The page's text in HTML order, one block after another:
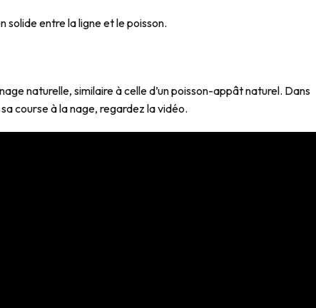
solide entre la ligne et le poisson.
naturelle, similaire à celle d’un poisson-appât naturel. Dans
course à la nage, regardez la vidéo.